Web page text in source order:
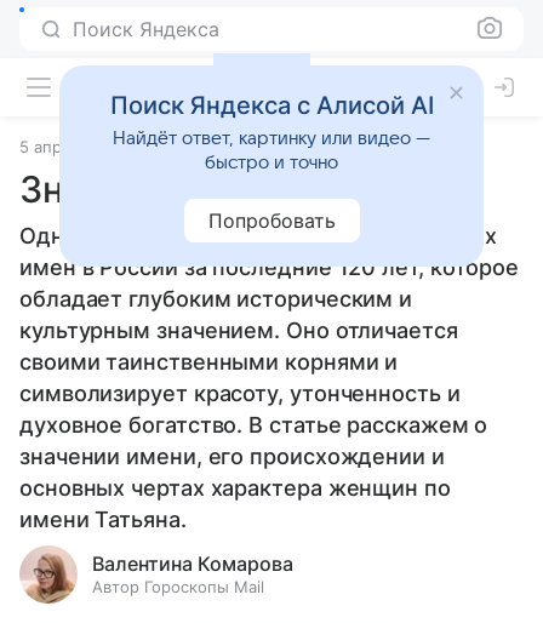
Поиск Яндекса
5 апреля 2010 Значение имени
Значение имени Татьяна
Одно из самых распространенных женских
имен в России за последние 120 лет, которое
обладает глубоким историческим и
культурным значением. Оно отличается
своими таинственными корнями и
символизирует красоту, утонченность и
духовное богатство. В статье расскажем о
значении имени, его происхождении и
основных чертах характера женщин по
имени Татьяна.
Валентина Комарова
Автор Гороскопы Mail
Поиск Яндекса с Алисой AI
Найдёт ответ, картинку или видео —
быстро и точно
Попробовать